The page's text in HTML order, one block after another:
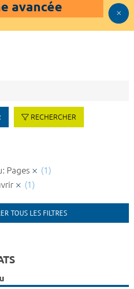
avancée
RECHERCHER
Pages
(1)
(1)
TOUS LES FILTRES